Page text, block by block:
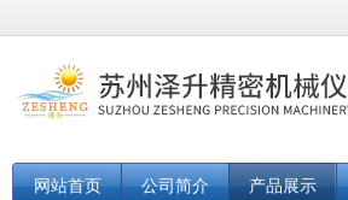
网站首页 公司简介 产品展示